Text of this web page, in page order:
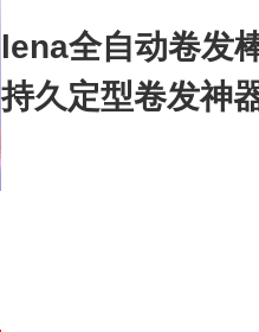
lena全自动卷发
持久定型卷发神